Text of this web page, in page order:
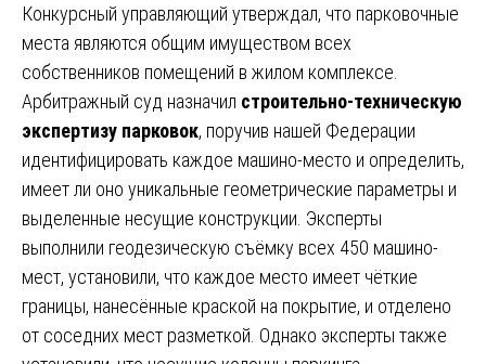
Конкурсный управляющий утверждал, что парковочные
места являются общим имуществом всех
собственников помещений в жилом комплексе.
Арбитражный суд назначил строительно-техническую
экспертизу парковок, поручив нашей Федерации
идентифицировать каждое машино-место и определить,
имеет ли оно уникальные геометрические параметры и
выделенные несущие конструкции. Эксперты
выполнили геодезическую съёмку всех 450 машино-
мест, установили, что каждое место имеет чёткие
границы, нанесённые краской на покрытие, и отделено
от соседних мест разметкой. Однако эксперты также